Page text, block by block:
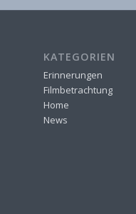
KATEGORIEN
Erinnerungen
Filmbetrachtung
Home
News